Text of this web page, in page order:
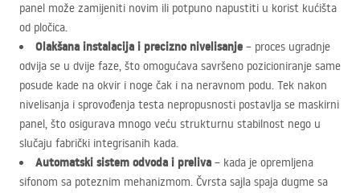
panel može zamijeniti novim ili potpuno napustiti u korist kućišta
od pločica.
Olakšana instalacija i precizno nivelisanje – proces ugradnje
odvija se u dvije faze, što omogućava savršeno pozicioniranje same
posude kade na okvir i noge čak i na neravnom podu. Tek nakon
nivelisanja i sprovođenja testa nepropusnosti postavlja se maskirni
panel, što osigurava mnogo veću strukturnu stabilnost nego u
slučaju fabrički integrisanih kada.
Automatski sistem odvoda i preliva – kada je opremljena
sifonom sa poteznim mehanizmom. Čvrsta sajla spaja dugme sa